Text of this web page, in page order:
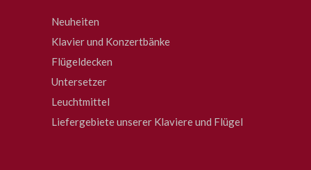
Neuheiten
Klavier und Konzertbänke
Flügeldecken
Untersetzer
Leuchtmittel
Liefergebiete unserer Klaviere und Flügel